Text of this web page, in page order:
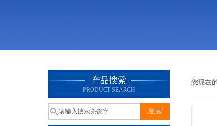
产品搜索
PRODUCT SEARCH
您现在